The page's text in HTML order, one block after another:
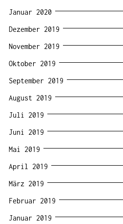
Januar 2020
Dezember 2019
November 2019
Oktober 2019
September 2019
August 2019
Juli 2019
Juni 2019
Mai 2019
April 2019
März 2019
Februar 2019
Januar 2019